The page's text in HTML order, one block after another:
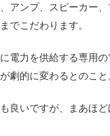
アンプ、スピーカー
でこだわります。
電力を供給する専用
劇的に変わるとのこと
良いですが、まあほ